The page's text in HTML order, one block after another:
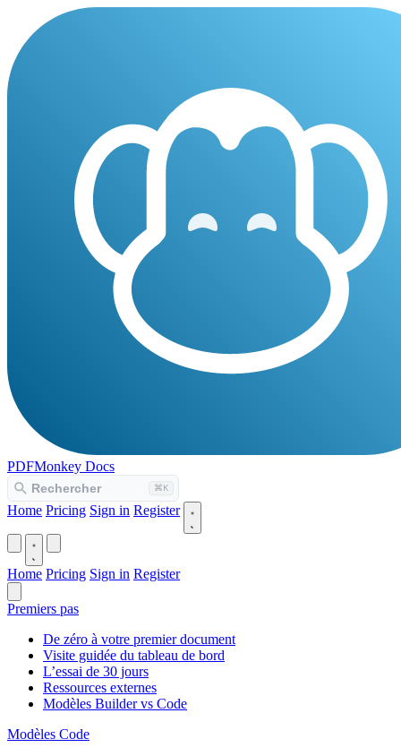
PDFMonkey Docs
Home Pricing Sign in Register
Home Pricing Sign in Register
Premiers pas
De zéro à votre premier document
Visite guidée du tableau de bord
L’essai de 30 jours
Ressources externes
Modèles Builder vs Code
Modèles Code